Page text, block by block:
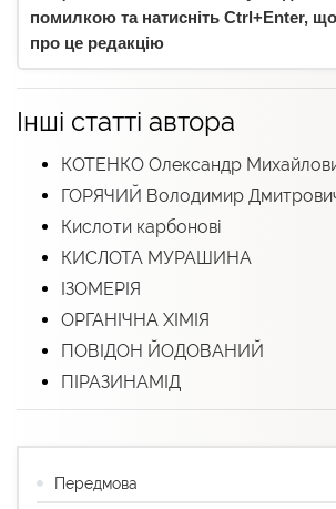
помилкою та натисніть Ctrl+Enter,
про це редакцію
Інші статті автора
КОТЕНКО Олександр
ГОРЯЧИЙ Володимир
Кислоти карбонові
КИСЛОТА МУРАШИНА
ІЗОМЕРІЯ
ОРГАНІЧНА ХІМІЯ
ПОВІДОН ЙОДОВАНИЙ
ПІРАЗИНАМІД
Передмова